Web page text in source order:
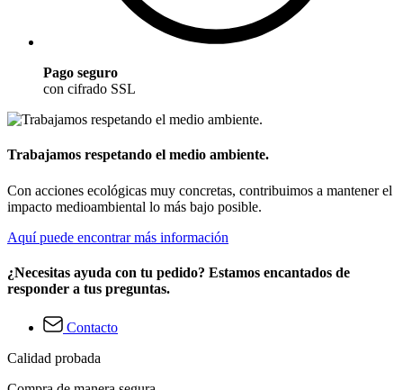
Pago seguro
con cifrado SSL
Trabajamos respetando el medio ambiente.
Con acciones ecológicas muy concretas, contribuimos a mantener el
impacto medioambiental lo más bajo posible.
Aquí puede encontrar más información
¿Necesitas ayuda con tu pedido? Estamos encantados de
responder a tus preguntas.
Contacto
Calidad probada